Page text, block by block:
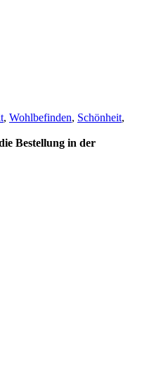
, Wohlbefinden, Schönheit,
Bestellung in der